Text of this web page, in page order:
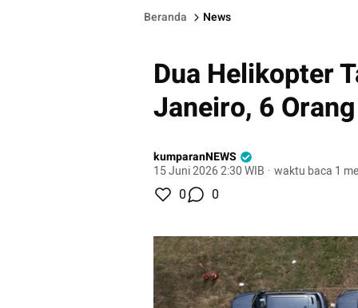
Beranda News
Dua Helikopter
Janeiro, 6
kumparanNEWS
15 Juni 2026 2:30 WIB · waktu baca 1
0 0